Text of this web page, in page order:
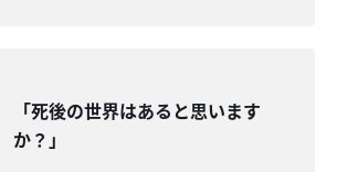
「死後の世界はあると思います
か？」